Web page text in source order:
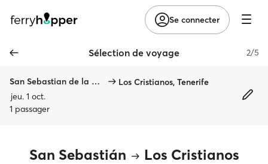
Se connecter
Sélection de voyage 2/5
San Sebastian de la Gomera
Los Cristianos, Tenerife
jeu. 1 oct.
1 passager
San Sebastián Los Cristianos